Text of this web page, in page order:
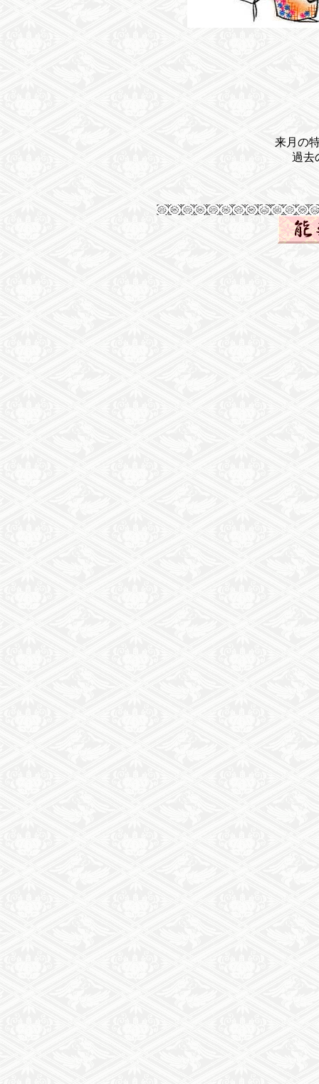
来月の
過去